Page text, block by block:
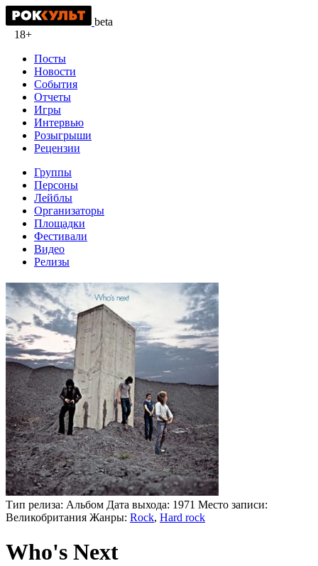
beta
18+
Посты
Новости
События
Отчеты
Игры
Интервью
Розыгрыши
Рецензии
Группы
Персоны
Лейблы
Организаторы
Площадки
Фестивали
Видео
Релизы
Тип релиза: Альбом Дата выхода: 1971 Место записи:
Великобритания Жанры: Rock, Hard rock
Who's Next